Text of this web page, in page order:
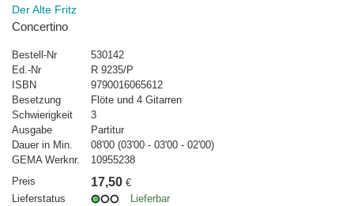
Der Alte Fritz
Concertino
Bestell-Nr
530142
Ed.-Nr
R 9235/P
ISBN
9790016065612
Besetzung
Flöte und 4 Gitarren
Schwierigkeit
3
Ausgabe
Partitur
Dauer in Min.
08'00 (03'00 - 03'00 - 02'00)
GEMA Werknr.
10955238
Preis
17,50 €
Lieferstatus
Lieferbar